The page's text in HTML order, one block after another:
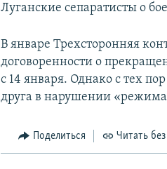
Луганские сепаратисты о
В январе Трехсторонняя
договоренности о
с 14 января. Однако с тех
друга в нарушении
Поделиться Читать без